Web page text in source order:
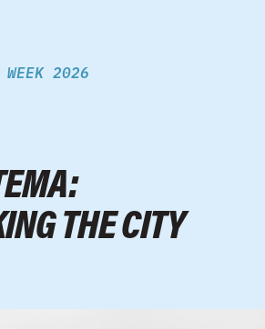
WEEK 2026
THE CITY